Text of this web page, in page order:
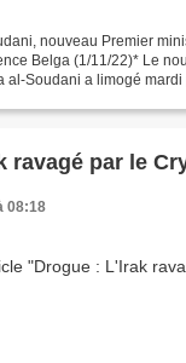
nouveau Premier
Belga (1/11/22)* Le
al-Soudani a limogé
ravagé par le
08:18